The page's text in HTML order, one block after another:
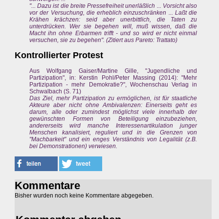
"... Dazu ist die breite Pressefreiheit unerläßlich ... Vorsicht also
vor der Versuchung, die erheblich einzuschränken ... Laßt die
Krähen krächzen: seid aber unerbittlich, die Taten zu
unterdrücken. Wer sie begehen will, muß wissen, daß die
Macht ihn ohne Erbarmen trifft - und so wird er nicht einmal
versuchen, sie zu begehen". (Zitiert aus Pareto: Trattato)
Kontrollierter Protest
Aus Wolfgang Gaiser/Martine Gille, "Jugendliche und
Partizipation", in: Kerstin Pohl/Peter Massing (2014): "Mehr
Partizipation - mehr Demokratie?", Wochenschau Verlag in
Schwalbach (S. 71)
Das Ziel, mehr Partizipation zu ermöglichen, ist für staatliche
Akteure aber nicht ohne Ambivalenzen: Einerseits geht es
darum, alle oder zumindest möglichst viele innerhalb der
gewünschten Formen von Beteiligung einzubeziehen,
andererseits wird manche Interessenartikulation junger
Menschen kanalisiert, reguliert und in die Grenzen von
"Machbarkeit" und ein enges Verständnis von Legalität (z.B.
bei Demonstrationen) verwiesen.
Kommentare
Bisher wurden noch keine Kommentare abgegeben.